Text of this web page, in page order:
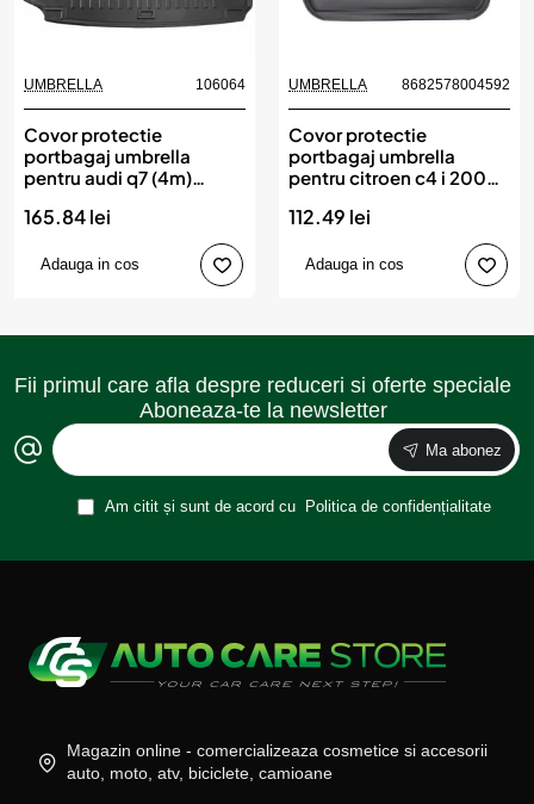
UMBRELLA 106064
Covor protectie
portbagaj umbrella
pentru audi q7 (4m)
165.84 lei
Adauga in cos
UMBRELLA 8682578004592
Covor protectie
portbagaj umbrella
pentru citroen c4 i 2004-
112.49 lei
Adauga in cos
Fii primul care afla despre reduceri si oferte speciale
Aboneaza-te la newsletter
Ma abonez
Am citit și sunt de acord cu Politica de confidențialitate
Magazin online - comercializeaza cosmetice si accesorii
auto, moto, atv, biciclete, camioane